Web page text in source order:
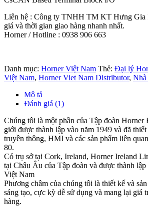
Liên hệ : Công ty TNHH TM KT Hưng Gia
giá và thời gian giao hàng nhanh nhất.
Horner / Hotline : 0938 906 663
Danh mục: Horner Việt Nam Thẻ: Đại lý
Việt Nam, Horner Viet Nam Distributor, Nhà
Mô tả
Đánh giá (1)
Chúng tôi là một phần của Tập đoàn Horner
giới được thành lập vào năm 1949 và đã
truyền thông, HMI và các sản phẩm liên
80.
Có trụ sở tại Cork, Ireland, Horner Ireland
tại Châu Âu của Tập đoàn và được thành
Việt Nam
Phương châm của chúng tôi là thiết kế và
sáng tạo, cực kỳ dễ sử dụng và mang lại giá
hàng.